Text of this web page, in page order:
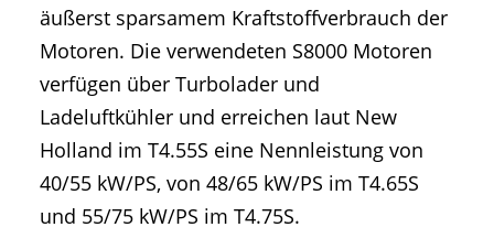
äußerst sparsamem Kraftstoffverbrauch der
Motoren. Die verwendeten S8000 Motoren
verfügen über Turbolader und
Ladeluftkühler und erreichen laut New
Holland im T4.55S eine Nennleistung von
40/55 kW/PS, von 48/65 kW/PS im T4.65S
und 55/75 kW/PS im T4.75S.